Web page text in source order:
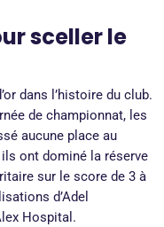
sceller le
dans l’histoire du club.
de championnat, les
aucune place au
ont dominé la réserve
sur le score de 3 à
d’Adel
Hospital.